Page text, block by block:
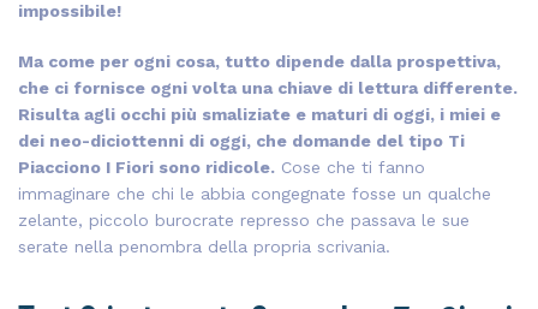
impossibile!
Ma come per ogni cosa, tutto dipende dalla prospettiva,
che ci fornisce ogni volta una chiave di lettura differente.
Risulta agli occhi più smaliziate e maturi di oggi, i miei e
dei neo-diciottenni di oggi, che domande del tipo Ti
Piacciono I Fiori sono ridicole. Cose che ti fanno
immaginare che chi le abbia congegnate fosse un qualche
zelante, piccolo burocrate represso che passava le sue
serate nella penombra della propria scrivania.